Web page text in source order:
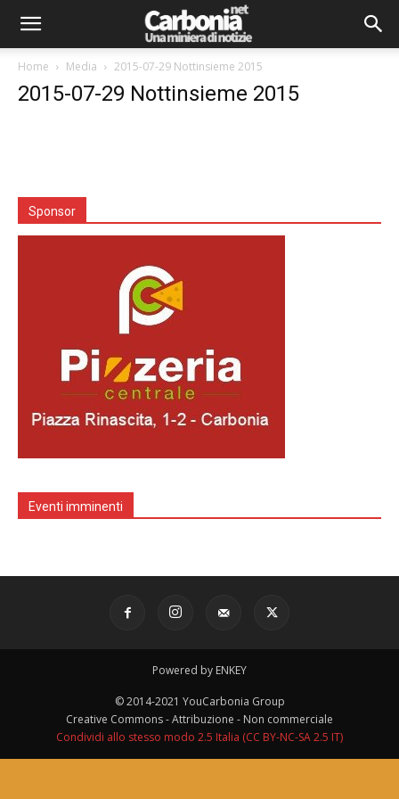
Home Media 2015-07-29 Nottinsieme 2015
2015-07-29 Nottinsieme 2015
Sponsor
Eventi imminenti
Powered by ENKEY
© 2014-2021 YouCarbonia Group
Creative Commons - Attribuzione - Non commerciale
Condividi allo stesso modo 2.5 Italia (CC BY-NC-SA 2.5 IT)